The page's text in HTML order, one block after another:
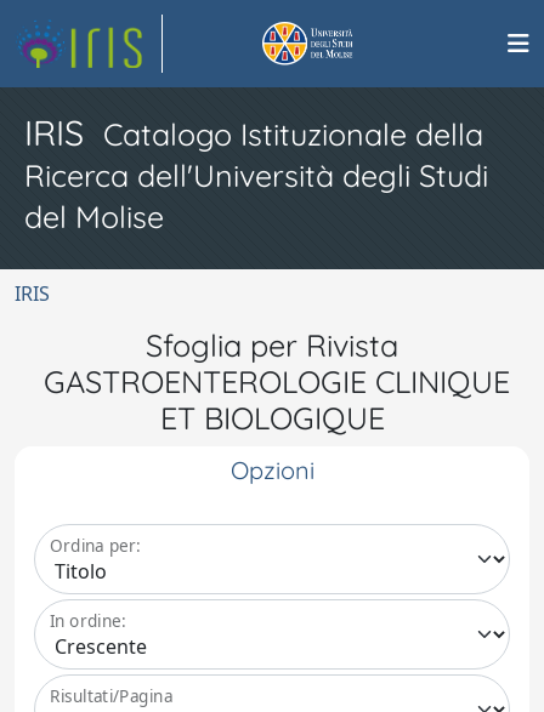
IRIS Catalogo Istituzionale della
Ricerca dell'Università degli Studi
del Molise
IRIS
Sfoglia per Rivista
GASTROENTEROLOGIE CLINIQUE
ET BIOLOGIQUE
Opzioni
Ordina per:
In ordine:
Risultati/Pagina